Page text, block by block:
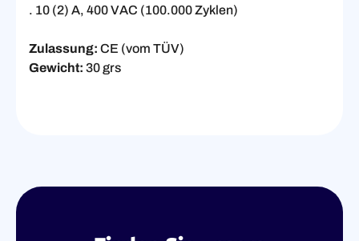
. 10 (2) A, 400 VAC (100.000 Zyklen)
Zulassung: CE (vom TÜV)
Gewicht: 30 grs